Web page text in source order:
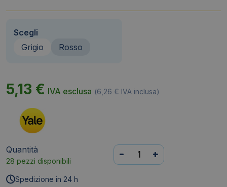
Scegli
Grigio
Rosso
5,13 € IVA esclusa (6,26 € IVA inclusa)
Quantità
28 pezzi disponibili
Lucchetto
a
- +
Spedizione in 24 h